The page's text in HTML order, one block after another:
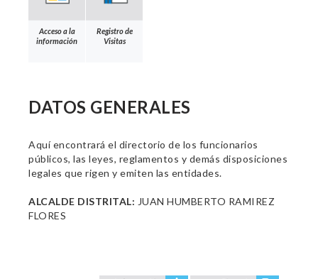
Acceso a la
información
Registro de
Visitas
DATOS GENERALES
Aquí encontrará el directorio de los funcionarios
públicos, las leyes, reglamentos y demás disposiciones
legales que rigen y emiten las entidades.
ALCALDE DISTRITAL: JUAN HUMBERTO RAMIREZ
FLORES